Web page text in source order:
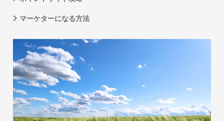
マーケターになる方法